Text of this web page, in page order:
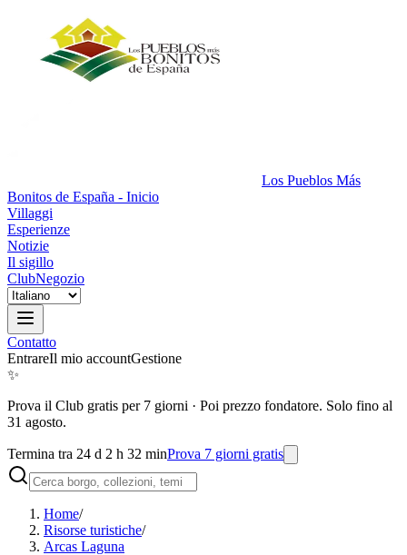
Los Pueblos Más
Bonitos de España - Inicio
Villaggi
Esperienze
Notizie
Il sigillo
ClubNegozio
Contatto
EntrareIl mio accountGestione
✨
Prova il Club gratis per 7 giorni · Poi prezzo fondatore. Solo fino al
31 agosto.
Termina tra 24 d 2 h 32 minProva 7 giorni gratis
Home/
Risorse turistiche/
Arcas Laguna